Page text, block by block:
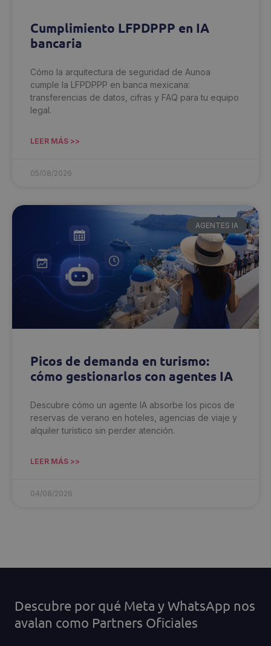
Cumplimiento LFPDPPP en IA
bancaria
Cómo la arquitectura de seguridad de Aunoa
cumple la LFPDPPP en banca mexicana:
transferencias de datos, cifras y FAQ para tu equipo
legal.
LEER MÁS >>
05/08/2026
AGENTES IA
Picos de demanda en turismo:
cómo gestionarlos con agentes IA
Descubre cómo un agente IA absorbe los picos de
reservas de verano en hoteles, agencias de viaje y
alquiler turístico sin perder atención.
LEER MÁS >>
04/08/2026
Descubre por qué Meta y WhatsApp nos
avalan como Partners Oficiales